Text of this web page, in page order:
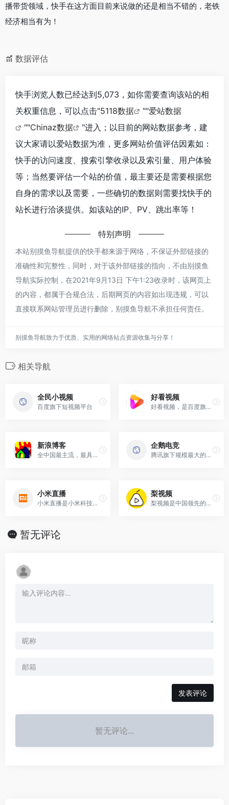
播带货领域，快手在这方面目前来说做的还是相当不错的，老铁
经济相当有为！
数据评估
快手浏览人数已经达到5,073，如你需要查询该站的相
关权重信息，可以点击"5118数据 ""爱站数据
""Chinaz数据
"进入；以目前的网站数据参考，建
议大家请以爱站数据为准，更多网站价值评估因素如：
快手的访问速度、搜索引擎收录以及索引量、用户体验
等；当然要评估一个站的价值，最主要还是需要根据您
自身的需求以及需要，一些确切的数据则需要找快手的
站长进行洽谈提供。如该站的IP、PV、跳出率等！
特别声明
本站别摸鱼导航提供的快手都来源于网络，不保证外部链接的
准确性和完整性，同时，对于该外部链接的指向，不由别摸鱼
导航实际控制，在2021年9月13日 下午1:23收录时，该网页上
的内容，都属于合规合法，后期网页的内容如出现违规，可以
直接联系网站管理员进行删除，别摸鱼导航不承担任何责任。
别摸鱼导航致力于优质、实用的网络站点资源收集与分享！
相关导航
全民小视频
百度旗下短视频平台
好看视频
好看视频，是百度旗下的视频自媒体平台
新浪博客
全中国最主流，最具人气的博客频道。拥有最耀眼的娱乐明星博客、最知性的名人博客、最动人的情感博客
企鹅电竞
腾讯旗下规模最大的移动电竞平台。其定位于电竞生态的“连接器”，整合腾讯网、QQ手游、腾讯互娱团队资源
小米直播
小米直播是小米科技有限责任公司旗下小米互娱团队开发的一款移动社交直播平台软件
梨视频
梨视频是中国领先的资讯类短视频生产者,
暂无评论
发表评论
暂无评论...